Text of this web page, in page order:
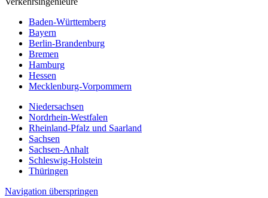
Baden-Württemberg
Bayern
Berlin-Brandenburg
Bremen
Hamburg
Hessen
Mecklenburg-Vorpommern
Niedersachsen
Nordrhein-Westfalen
Rheinland-Pfalz und Saarland
Sachsen
Sachsen-Anhalt
Schleswig-Holstein
Thüringen
Navigation überspringen